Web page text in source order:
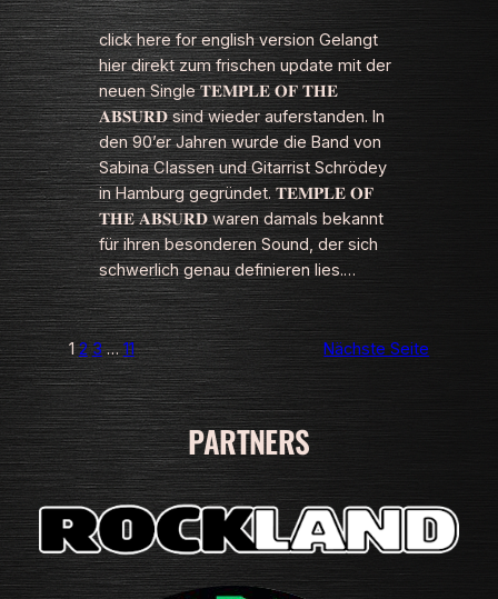
click here for english version Gelangt
hier direkt zum frischen update mit der
neuen Single 𝐓𝐄𝐌𝐏𝐋𝐄 𝐎𝐅 𝐓𝐇𝐄
𝐀𝐁𝐒𝐔𝐑𝐃 sind wieder auferstanden. In
den 90’er Jahren wurde die Band von
Sabina Classen und Gitarrist Schrödey
in Hamburg gegründet. 𝐓𝐄𝐌𝐏𝐋𝐄 𝐎𝐅
𝐓𝐇𝐄 𝐀𝐁𝐒𝐔𝐑𝐃 waren damals bekannt
für ihren besonderen Sound, der sich
schwerlich genau definieren lies.…
1 2 3 … 11 Nächste Seite
PARTNERS